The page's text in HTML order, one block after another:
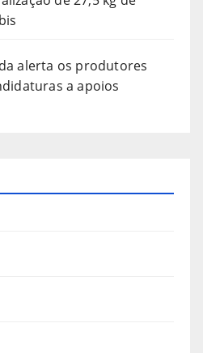
alerta os produtores
a apoios